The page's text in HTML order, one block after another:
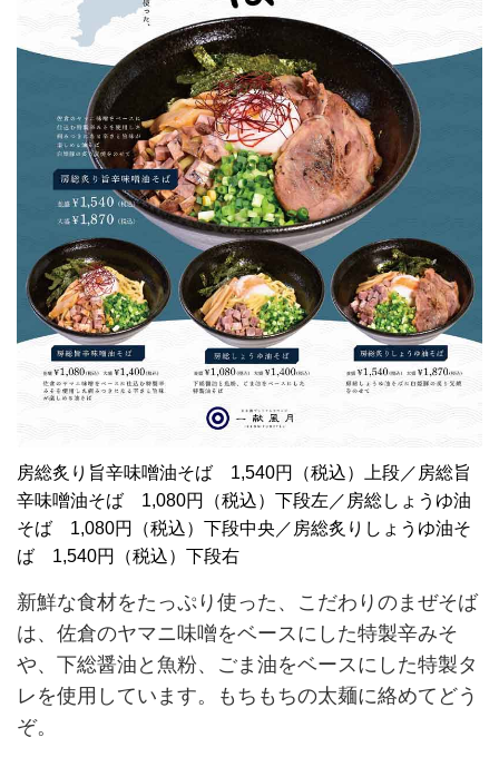
房総炙り旨辛味噌油そば 1,540円（税込）上段／房総旨
辛味噌油そば 1,080円（税込）下段左／房総しょうゆ油
そば 1,080円（税込）下段中央／房総炙りしょうゆ油そ
ば 1,540円（税込）下段右
新鮮な食材をたっぷり使った、こだわりのまぜそば
は、佐倉のヤマニ味噌をベースにした特製辛みそ
や、下総醤油と魚粉、ごま油をベースにした特製タ
レを使用しています。もちもちの太麺に絡めてどう
ぞ。